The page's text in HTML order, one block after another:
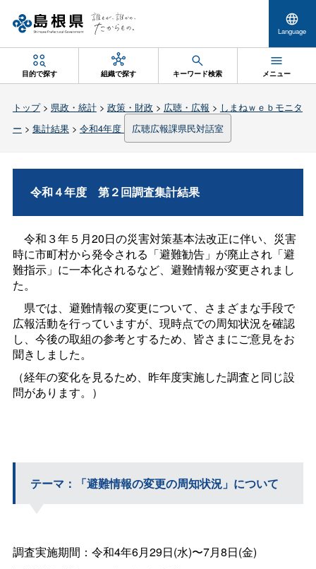
Language
目的で探す 組織で探す キーワード検索 メニュー
トップ> 県政・統計> 政策・財政 > 広聴・広報 > しまねｗｅｂモニタ
ー > 集計結果> 令和4年度 広聴広報課県民対話室
令和４年度 第２回調査集計結果
令和３年５月20日の災害対策基本法改正に伴い、災害
時に市町村から発令される「避難勧告」が廃止され「避
難指示」に一本化されるなど、避難情報が変更されまし
た。
県では、避難情報の変更について、さまざまな手段で
広報活動を行っていますが、現時点での周知状況を確認
し、今後の取組の参考とするため、皆さまにご意見をお
聞きしました。
（経年の変化を見るため、昨年度実施した調査と同じ設
問があります。）
テーマ：「避難情報の変更の周知状況」について
調査実施期間：令和4年6月29日(水)〜7月8日(金)